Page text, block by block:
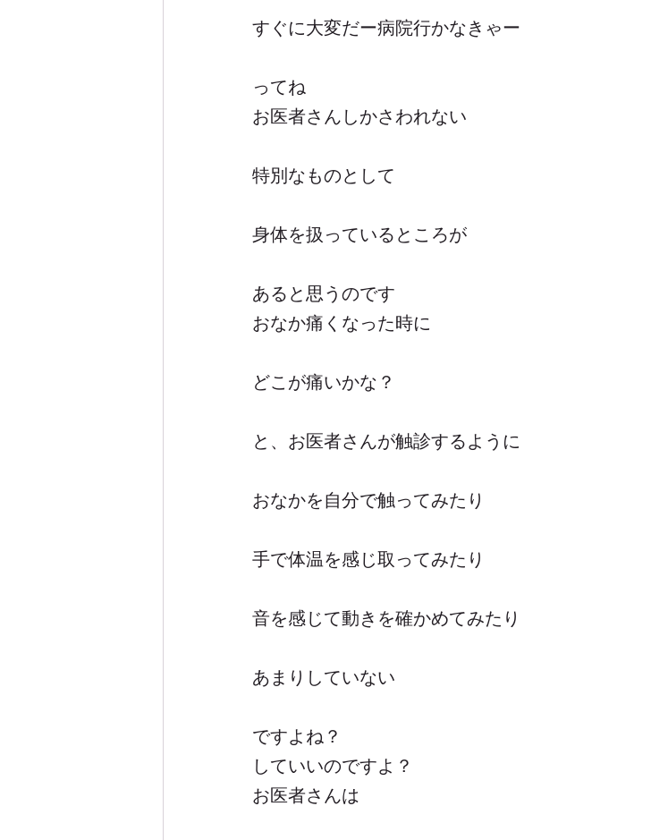
すぐに大変だー病院行かなきゃー
ってね
お医者さんしかさわれない
特別なものとして
身体を扱っているところが
あると思うのです
おなか痛くなった時に
どこが痛いかな？
と、お医者さんが触診するように
おなかを自分で触ってみたり
手で体温を感じ取ってみたり
音を感じて動きを確かめてみたり
あまりしていない
ですよね？
していいのですよ？
お医者さんは